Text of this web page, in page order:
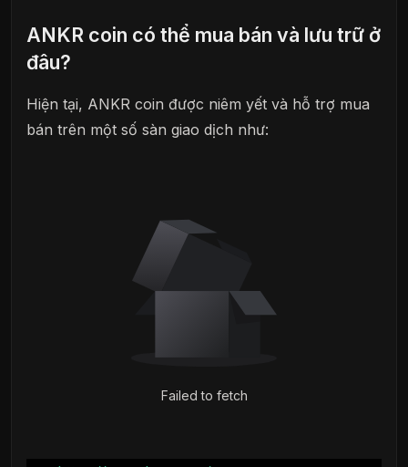
ANKR coin có thể mua bán và lưu trữ ở
đâu?
Hiện tại, ANKR coin được niêm yết và hỗ trợ mua
bán trên một số sàn giao dịch như:
Failed to fetch